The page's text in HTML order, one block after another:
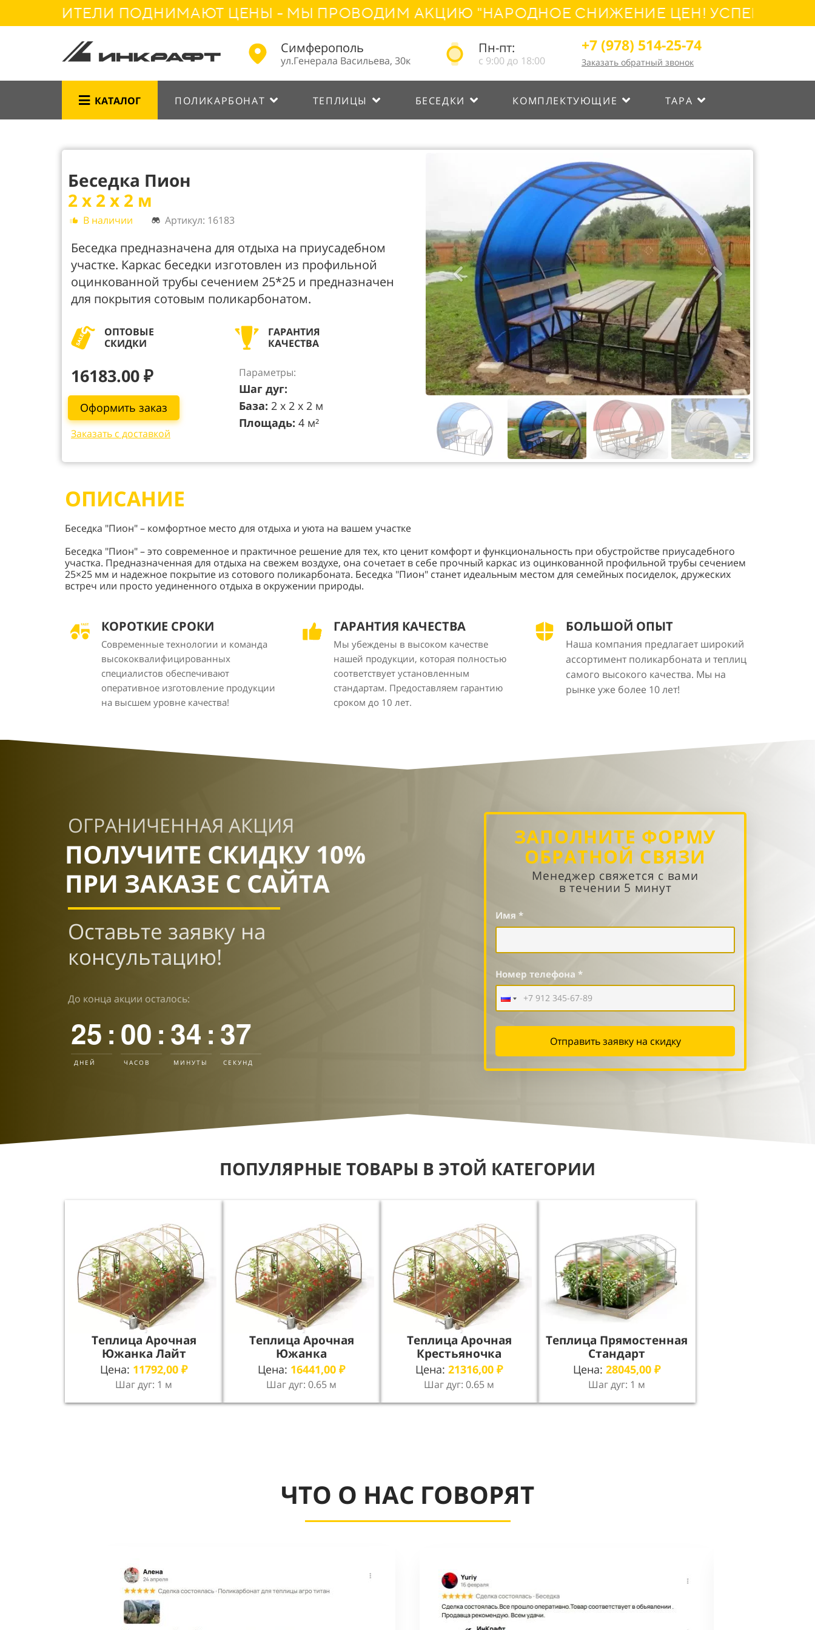
ПОДНИМАЮТ ЦЕНЫ - МЫ ПРОВОДИМ АКЦИЮ "НАРОДНОЕ СНИЖЕНИЕ ЦЕН! УСПЕЙТЕ
Симферополь
ул.Генерала Васильева, 30к
Пн-пт:
с 9:00 до 18:00
+7 (978) 514-25-74
Заказать обратный звонок
КАТАЛОГ ПОЛИКАРБОНАТ ТЕПЛИЦЫ БЕСЕДКИ КОМПЛЕКТУЮЩИЕ ТАРА
Беседка Пион
2 х 2 х 2 м
В наличии Артикул: 16183
Беседка предназначена для отдыха на приусадебном
участке. Каркас беседки изготовлен из профильной
оцинкованной трубы сечением 25*25 и предназначен
для покрытия сотовым поликарбонатом.
ОПТОВЫЕ
СКИДКИ
ГАРАНТИЯ
КАЧЕСТВА
16183.00 ₽
Оформить заказ
Заказать с доставкой
Параметры:
Шаг дуг:
База: 2 х 2 х 2 м
Площадь: 4 м²
ОПИСАНИЕ
Беседка "Пион" – комфортное место для отдыха и уюта на вашем участке
Беседка "Пион" – это современное и практичное решение для тех, кто ценит комфорт и функциональность при обустройстве приусадебного
участка. Предназначенная для отдыха на свежем воздухе, она сочетает в себе прочный каркас из оцинкованной профильной трубы сечением
25×25 мм и надежное покрытие из сотового поликарбоната. Беседка "Пион" станет идеальным местом для семейных посиделок, дружеских
встреч или просто уединенного отдыха в окружении природы.
КОРОТКИЕ СРОКИ
Современные технологии и команда
высококвалифицированных
специалистов обеспечивают
оперативное изготовление продукции
на высшем уровне качества!
ГАРАНТИЯ КАЧЕСТВА
Мы убеждены в высоком качестве
нашей продукции, которая полностью
соответствует установленным
стандартам. Предоставляем гарантию
сроком до 10 лет.
БОЛЬШОЙ ОПЫТ
Наша компания предлагает широкий
ассортимент поликарбоната и теплиц
самого высокого качества. Мы на
рынке уже более 10 лет!
ОГРАНИЧЕННАЯ АКЦИЯ
ПОЛУЧИТЕ СКИДКУ 10%
ПРИ ЗАКАЗЕ С САЙТА
Оставьте заявку на
консультацию!
До конца акции осталось:
25:
ДНЕЙ
00:
ЧАСОВ
34:
МИНУТЫ
36
СЕКУНД
ЗАПОЛНИТЕ ФОРМУ
ОБРАТНОЙ СВЯЗИ
Менеджер свяжется с вами
в течении 5 минут
Имя *
Номер телефона *
Отправить заявку на скидку
ПОПУЛЯРНЫЕ ТОВАРЫ В ЭТОЙ КАТЕГОРИИ
Теплица Арочная
Южанка Лайт
Цена: 11792,00 ₽
Шаг дуг: 1 м
Теплица Арочная
Южанка
Цена: 16441,00 ₽
Шаг дуг: 0.65 м
Теплица Арочная
Крестьяночка
Цена: 21316,00 ₽
Шаг дуг: 0.65 м
Теплица Прямостенная
Стандарт
Цена: 28045,00 ₽
Шаг дуг: 1 м
ЧТО О НАС ГОВОРЯТ